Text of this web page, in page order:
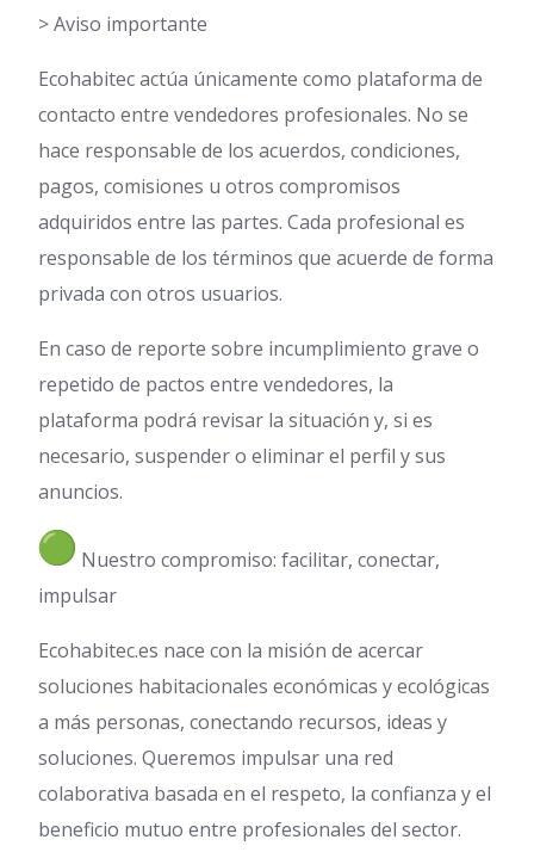
> Aviso importante
Ecohabitec actúa únicamente como plataforma de
contacto entre vendedores profesionales. No se
hace responsable de los acuerdos, condiciones,
pagos, comisiones u otros compromisos
adquiridos entre las partes. Cada profesional es
responsable de los términos que acuerde de forma
privada con otros usuarios.
En caso de reporte sobre incumplimiento grave o
repetido de pactos entre vendedores, la
plataforma podrá revisar la situación y, si es
necesario, suspender o eliminar el perfil y sus
anuncios.
Nuestro compromiso: facilitar, conectar,
impulsar
Ecohabitec.es nace con la misión de acercar
soluciones habitacionales económicas y ecológicas
a más personas, conectando recursos, ideas y
soluciones. Queremos impulsar una red
colaborativa basada en el respeto, la confianza y el
beneficio mutuo entre profesionales del sector.